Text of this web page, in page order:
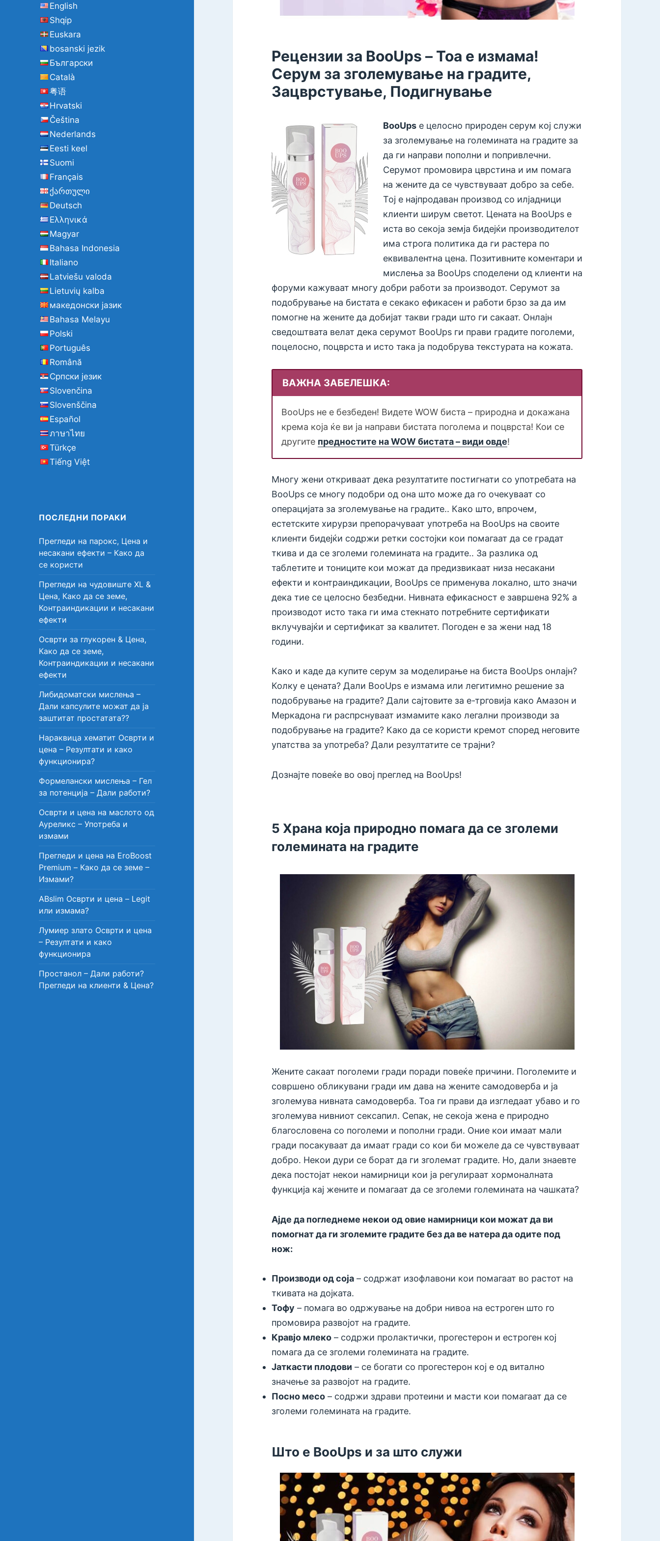
English
Shqip
Euskara
bosanski jezik
Български
Català
粤语
Hrvatski
Čeština
Nederlands
Eesti keel
Suomi
Français
ქართული
Deutsch
Ελληνικά
Magyar
Bahasa Indonesia
Italiano
Latviešu valoda
Lietuvių kalba
македонски јазик
Bahasa Melayu
Polski
Português
Română
Cрпски језик
Slovenčina
Slovenščina
Español
ภาษาไทย
Türkçe
Tiếng Việt
ПОСЛЕДНИ ПОРАКИ
Прегледи на парокс, Цена и
несакани ефекти – Како да
се користи
Прегледи на чудовиште XL &
Цена, Како да се земе,
Контраиндикации и несакани
ефекти
Осврти за глукорен & Цена,
Како да се земе,
Контраиндикации и несакани
ефекти
Либидоматски мислења –
Дали капсулите можат да ја
заштитат простатата??
Нараквица хематит Осврти и
цена – Резултати и како
функционира?
Формелански мислења – Гел
за потенција – Дали работи?
Осврти и цена на маслото од
Ауреликс – Употреба и
измами
Прегледи и цена на EroBoost
Premium – Како да се земе –
Измами?
ABslim Осврти и цена – Legit
или измама?
Лумиер злато Осврти и цена
– Резултати и како
функционира
Простанол – Дали работи?
Прегледи на клиенти & Цена?
Рецензии за BooUps – Тоа е измама!
Серум за зголемување на градите,
Зацврстување, Подигнување
BooUpsе целосно природен серум кој служи
за зголемување на големината на градите за
да ги направи пополни и попривлечни.
Серумот промовира цврстина и им помага
на жените да се чувствуваат добро за себе.
Тој е најпродаван производ со илјадници
клиенти ширум светот. Цената на BooUps е
иста во секоја земја бидејќи производителот
има строга политика да ги растера по
еквивалентна цена. Позитивните коментари и
мислења за BooUps споделени од клиенти на
форуми кажуваат многу добри работи за производот. Серумот за
подобрување на бистата е секако ефикасен и работи брзо за да им
помогне на жените да добијат такви гради што ги сакаат. Онлајн
сведоштвата велат дека серумот BooUps ги прави градите поголеми,
поцелосно, поцврста и исто така ја подобрува текстурата на кожата.
ВАЖНА ЗАБЕЛЕШКА:
BooUps не е безбеден! Видете WOW биста – природна и докажана
крема која ќе ви ја направи бистата поголема и поцврста! Кои се
другите предностите на WOW бистата – види овде!
Многу жени откриваат дека резултатите постигнати со употребата на
BooUps се многу подобри од она што може да го очекуваат со
операцијата за зголемување на градите.. Како што, впрочем,
естетските хирурзи препорачуваат употреба на BooUps на своите
клиенти бидејќи содржи ретки состојки кои помагаат да се градат
ткива и да се зголеми големината на градите.. За разлика од
таблетите и тониците кои можат да предизвикаат низа несакани
ефекти и контраиндикации, BooUps се применува локално, што значи
дека тие се целосно безбедни. Нивната ефикасност е завршена 92% а
производот исто така ги има стекнато потребните сертификати
вклучувајќи и сертификат за квалитет. Погоден е за жени над 18
години.
Како и каде да купите серум за моделирање на биста BooUps онлајн?
Колку е цената? Дали BooUps е измама или легитимно решение за
подобрување на градите? Дали сајтовите за е-трговија како Амазон и
Меркадона ги распрснуваат измамите како легални производи за
подобрување на градите? Како да се користи кремот според неговите
упатства за употреба? Дали резултатите се трајни?
Дознајте повеќе во овој преглед на BooUps!
5 Храна која природно помага да се зголеми
големината на градите
Жените сакаат поголеми гради поради повеќе причини. Поголемите и
совршено обликувани гради им дава на жените самодоверба и ја
зголемува нивната самодоверба. Тоа ги прави да изгледаат убаво и го
зголемува нивниот сексапил. Сепак, не секоја жена е природно
благословена со поголеми и пополни гради. Оние кои имаат мали
гради посакуваат да имаат гради со кои би можеле да се чувствуваат
добро. Некои дури се борат да ги зголемат градите. Но, дали знаевте
дека постојат некои намирници кои ја регулираат хормоналната
функција кај жените и помагаат да се зголеми големината на чашката?
Ајде да погледнеме некои од овие намирници кои можат да ви
помогнат да ги зголемите градите без да ве натера да одите под
нож:
Производи од соја – содржат изофлавони кои помагаат во растот на
ткивата на дојката.
Тофу – помага во одржување на добри нивоа на естроген што го
промовира развојот на градите.
Кравјо млеко – содржи пролактички, прогестерон и естроген кој
помага да се зголеми големината на градите.
Јаткасти плодови – се богати со прогестерон кој е од витално
значење за развојот на градите.
Посно месо – содржи здрави протеини и масти кои помагаат да се
зголеми големината на градите.
Што е BooUps и за што служи